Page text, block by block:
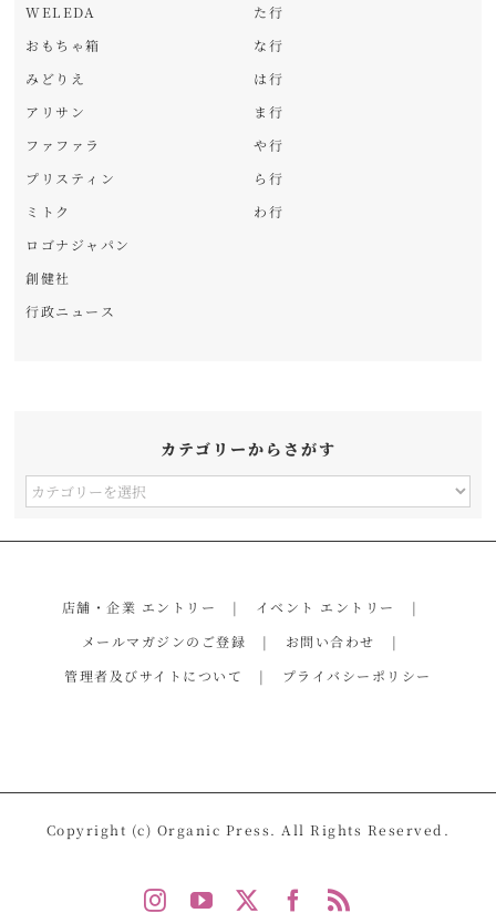
WELEDA
おもちゃ箱
みどりえ
アリサン
ファファラ
プリスティン
ミトク
ロゴナジャパン
創健社
行政ニュース
た行
な行
は行
ま行
や行
ら行
わ行
カテゴリーからさがす
カ
す
店舗・企業 エントリー
イベント エントリー
メールマガジンのご登録
お問い合わせ
管理者及びサイトについて
プライバシーポリシー
Copyright (c) Organic Press. All Rights Reserved.
InstagramYouTube Facebook